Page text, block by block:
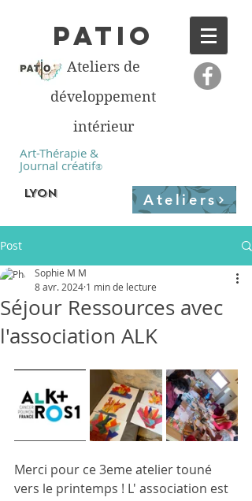
PATIO
Ateliers de
développement
intérieur
Art-Thérapie &
Journal créatif®
LYON Ateliers
Post
Séjour Ressources avec
l'association ALK
Sophie M M
8 avr. 2024 1 min de lecture
Merci pour ce 3eme atelier touné
vers le printemps ! L' association est